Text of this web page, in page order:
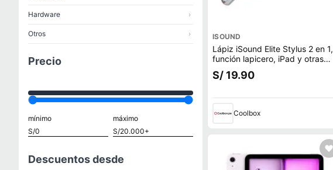
Hardware ›
Otros ›
Precio
mínimo máximo
Descuentos desde
ISOUND
Lápiz iSound Elite Stylus 2 en 1,
función lapicero, iPad y otras
pantallas táctiles, silver
S/ 19.90
Coolbox